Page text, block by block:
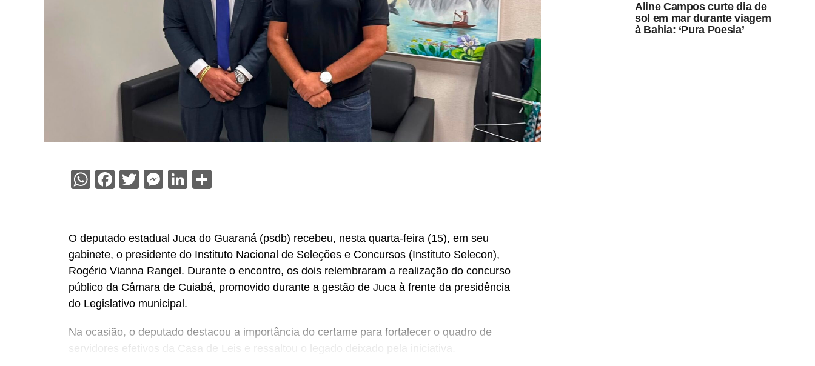
WhatsApp
Facebook
Twitter
Messenger
LinkedIn
O deputado estadual Juca do Guaraná (psdb) recebeu, nesta quarta-feira (15), em seu
gabinete, o presidente do Instituto Nacional de Seleções e Concursos (Instituto Selecon),
Rogério Vianna Rangel. Durante o encontro, os dois relembraram a realização do concurso
público da Câmara de Cuiabá, promovido durante a gestão de Juca à frente da presidência
do Legislativo municipal.
Na ocasião, o deputado destacou a importância do certame para fortalecer o quadro de
servidores efetivos da Casa de Leis e ressaltou o legado deixado pela iniciativa.
Aline Campos curte dia de
sol em mar durante viagem
à Bahia: ‘Pura Poesia’